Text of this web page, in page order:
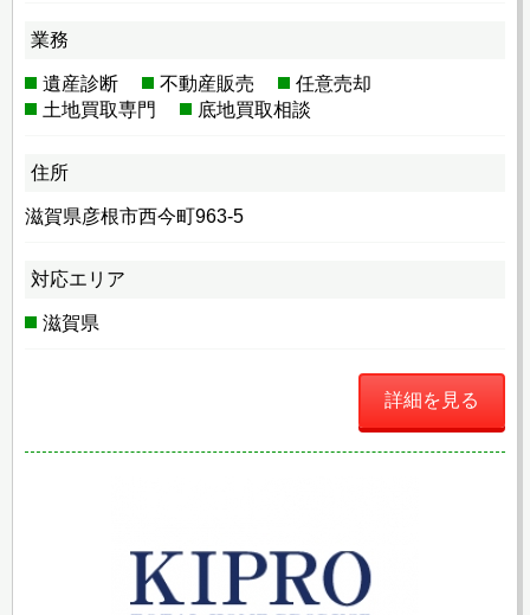
業務
遺産診断 不動産販売
任意売却
土地買取専門
底地買取相談
住所
滋賀県彦根市西今町963-5
対応エリア
滋賀県
詳細を見る